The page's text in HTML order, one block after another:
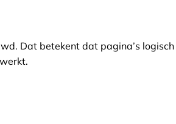
Dat betekent dat pagina’s logisch